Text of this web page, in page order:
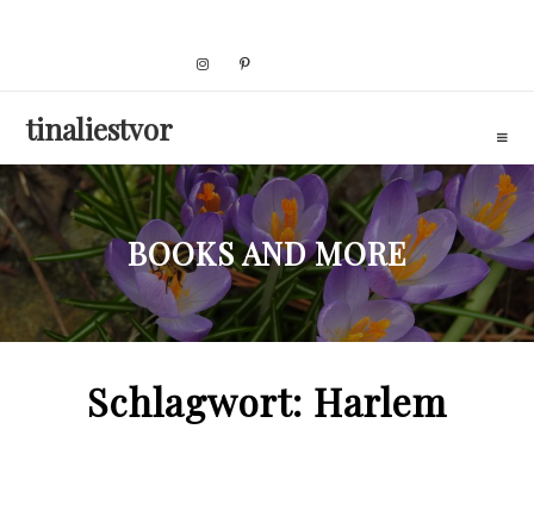
tinaliestvor
BOOKS AND MORE
Schlagwort: Harlem